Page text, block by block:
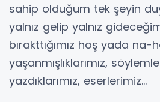
sahip olduğum tek şeyin
yalnız gelip yalnız
bırakttığımız hoş yada na-
yaşanmışlıklarımız,
yazdıklarımız, eserlerimiz...